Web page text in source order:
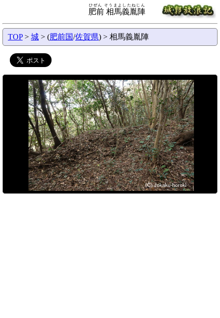
肥前 相馬義胤陣
ひぜん そうまよしたねじん
TOP> 城 > (肥前国/佐賀県) > 相馬義胤陣